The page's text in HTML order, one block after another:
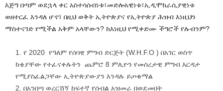
እጅግ በጣም ወደኋላ ቀር አስተሳሰብነቱ፣መድሎአዊነቱ፣ኢዲሞክራሲያዊነቱ
ወዘተርፈ እንዳለ ሆኖ፤ በዚህ ወቅት ኢትዮጵያና የኢትዮጵያ ሕዝብ እነዚህን
ማስተናገድ የሚችል አቅም አላቸውን? ከእነዚህ የሚቀድሙ ችግሮች የሉብንም?
የ 2020 የዓለም የሰባዊ ምግብ ድርጅት (W.H.F.O ) በአገር ወስጥ
ከቄያቸው የተፈናቀሉትን ጨምሮ 8 ምሊዮን የመሰረታዊ ምግብ እርዳታ
የሚያስፈልጋቸው ኢትዮጵያውያን እንዳሉ ይጦቁማል
በአንበጣ ወረርሽኝ ከፍተኛ የሰብል አዝመራ በወደመበት